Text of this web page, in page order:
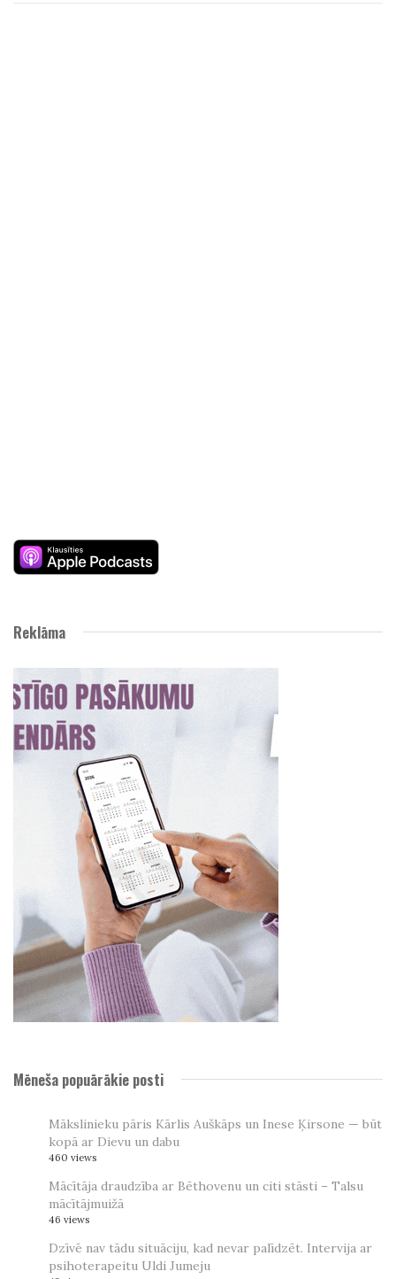
Reklāma
Mēneša popuārākie posti
Mākslinieku pāris Kārlis Auškāps un Inese Ķirsone — būt
kopā ar Dievu un dabu
460 views
Mācītāja draudzība ar Bēthovenu un citi stāsti – Talsu
mācītājmuižā
46 views
Dzīvē nav tādu situāciju, kad nevar palīdzēt. Intervija ar
psihoterapeitu Uldi Jumeju